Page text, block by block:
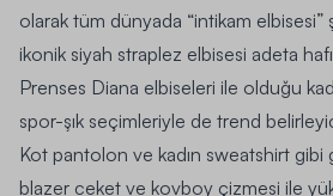
olarak tüm dünyada “intikam elbisesi”
ikonik siyah straplez elbisesi adeta
Prenses Diana elbiseleri ile olduğu
spor-şık seçimleriyle de trend
Kot pantolon ve kadın sweatshirt gibi
blazer ceket ve kovboy çizmesi ile